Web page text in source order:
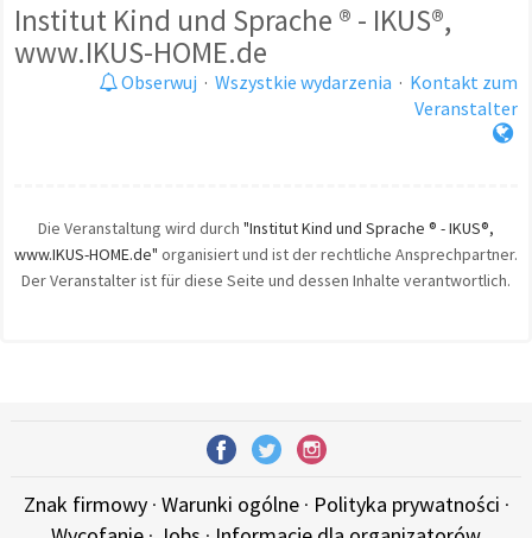
Institut Kind und Sprache ® - IKUS®,
www.IKUS-HOME.de
Obserwuj · Wszystkie wydarzenia · Kontakt zum
Veranstalter
Die Veranstaltung wird durch "Institut Kind und Sprache ® - IKUS®,
www.IKUS-HOME.de" organisiert und ist der rechtliche Ansprechpartner.
Der Veranstalter ist für diese Seite und dessen Inhalte verantwortlich.
Znak firmowy· Warunki ogólne· Polityka prywatności ·